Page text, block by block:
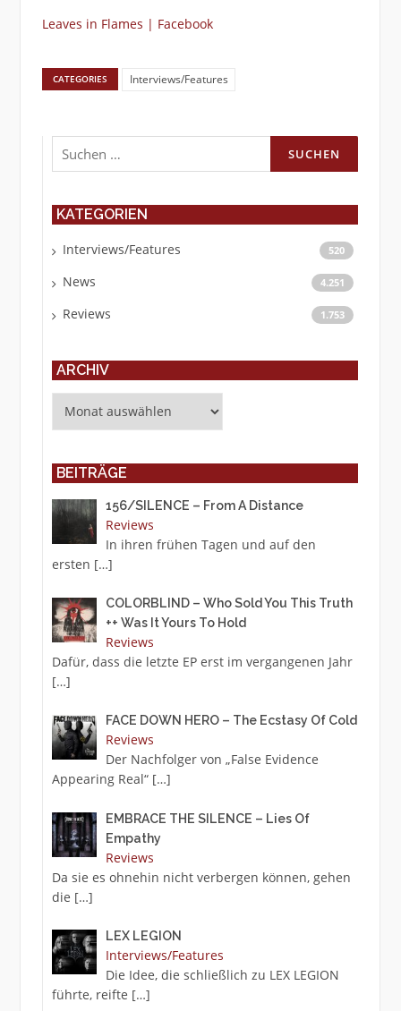
Leaves in Flames | Facebook
CATEGORIES Interviews/Features
Suchen
nach:
KATEGORIEN
Interviews/Features 520
News 4.251
Reviews 1.753
ARCHIV
BEITRÄGE
156/SILENCE – From A Distance
Reviews
In ihren frühen Tagen und auf den
ersten […]
COLORBLIND – Who Sold You This Truth
++ Was It Yours To Hold
Reviews
Dafür, dass die letzte EP erst im vergangenen Jahr
[…]
FACE DOWN HERO – The Ecstasy Of Cold
Reviews
Der Nachfolger von „False Evidence
Appearing Real“ […]
EMBRACE THE SILENCE – Lies Of
Empathy
Reviews
Da sie es ohnehin nicht verbergen können, gehen
die […]
LEX LEGION
Interviews/Features
Die Idee, die schließlich zu LEX LEGION
führte, reifte […]